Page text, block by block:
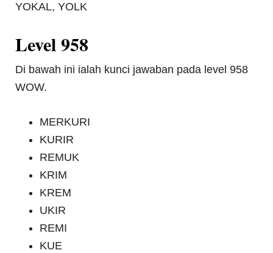
YOKAL, YOLK
Level 958
Di bawah ini ialah kunci jawaban pada level 958
WOW.
MERKURI
KURIR
REMUK
KRIM
KREM
UKIR
REMI
KUE